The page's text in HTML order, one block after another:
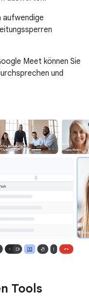
Meet können Sie
und
Tools